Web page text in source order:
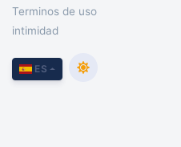
Terminos de uso
intimidad
ES